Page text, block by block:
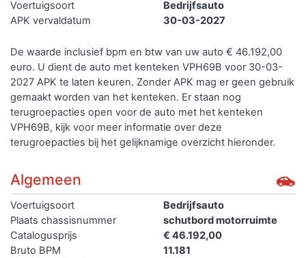
Voertuigsoort
Bedrijfsauto
APK vervaldatum
30-03-2027
De waarde inclusief bpm en btw van uw auto € 46.192,00
euro. U dient de auto met kenteken VPH69B voor 30-03-
2027 APK te laten keuren. Zonder APK mag er geen gebruik
gemaakt worden van het kenteken. Er staan nog
terugroepacties open voor de auto met het kenteken
VPH69B, kijk voor meer informatie over deze
terugroepacties bij het gelijknamige overzicht hieronder.
Algemeen
Voertuigsoort
Bedrijfsauto
Plaats chassisnummer
schutbord motorruimte
Catalogusprijs
€ 46.192,00
Bruto BPM
11.181